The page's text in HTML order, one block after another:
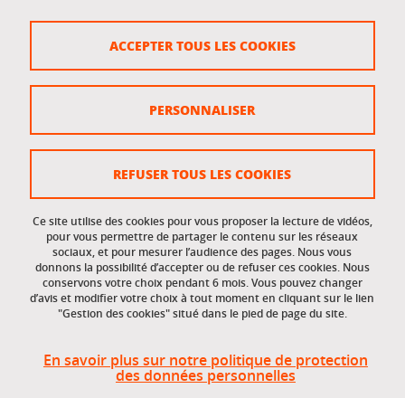
Crédits
Gestion des cookies
Accessibilité : non conforme
Accès réservés
Intranet des étudiants et des personnels
Ce site utilise des cookies pour vous proposer la lecture de vidéos,
pour vous permettre de partager le contenu sur les réseaux
sociaux, et pour mesurer l’audience des pages. Nous vous
donnons la possibilité d’accepter ou de refuser ces cookies. Nous
conservons votre choix pendant 6 mois. Vous pouvez changer
d’avis et modifier votre choix à tout moment en cliquant sur le lien
"Gestion des cookies" situé dans le pied de page du site.
En savoir plus sur notre politique de protection
des données personnelles
ACCEPTER TOUS LES COOKIES
REFUSER TOUS LES COOKIES
PERSONNALISER